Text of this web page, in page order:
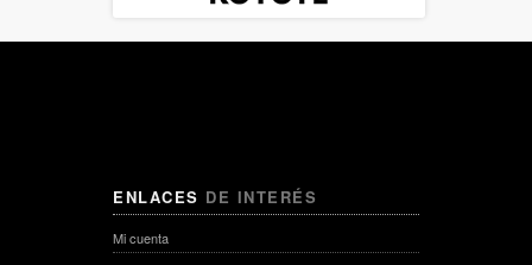
ENLACES DE INTERÉS
Mi cuenta